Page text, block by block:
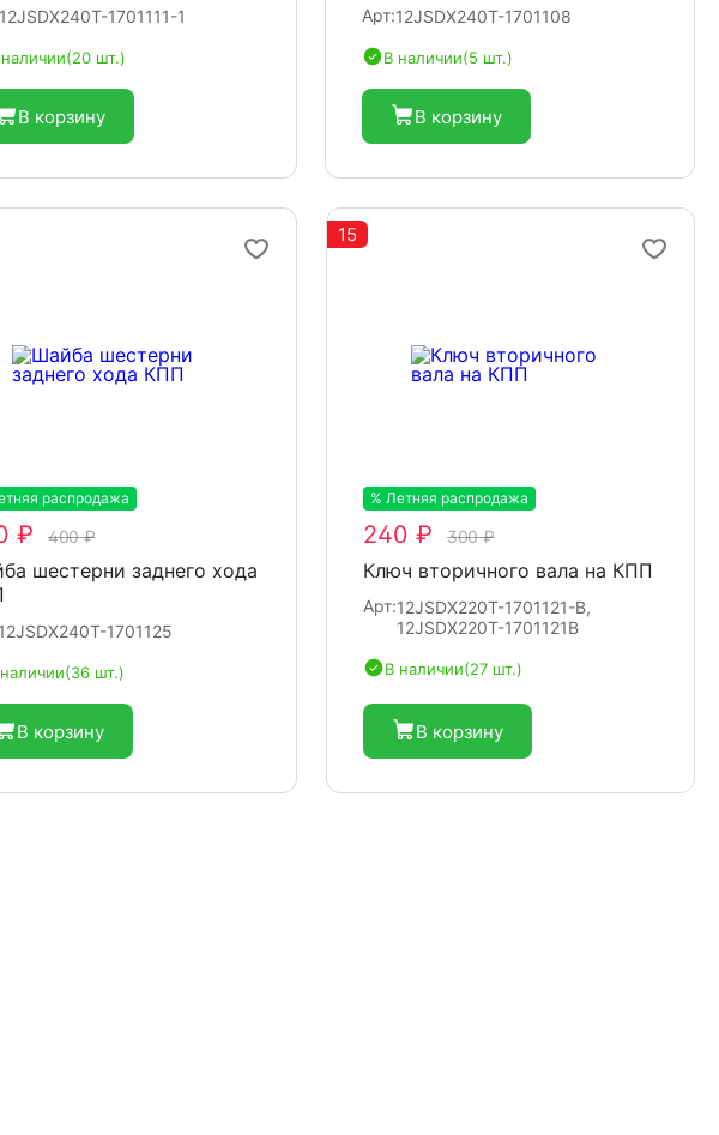
12JSDX240T-1701111-1
(20 шт.)
В корзину
Арт:12JSDX240T-1701108
В наличии(5 шт.)
В корзину
распродажа
₽ 400 ₽
шестерни заднего хода
12JSDX240T-1701125
(36 шт.)
В корзину
15
% Летняя распродажа
240 ₽ 300 ₽
Ключ вторичного вала на КПП
Арт:12JSDX220T-1701121-B,
12JSDX220T-1701121B
В наличии(27 шт.)
В корзину